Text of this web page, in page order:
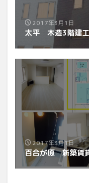
2017年3月1日
太平 木造3階建
2017年3月1日
百合が原 新築賃